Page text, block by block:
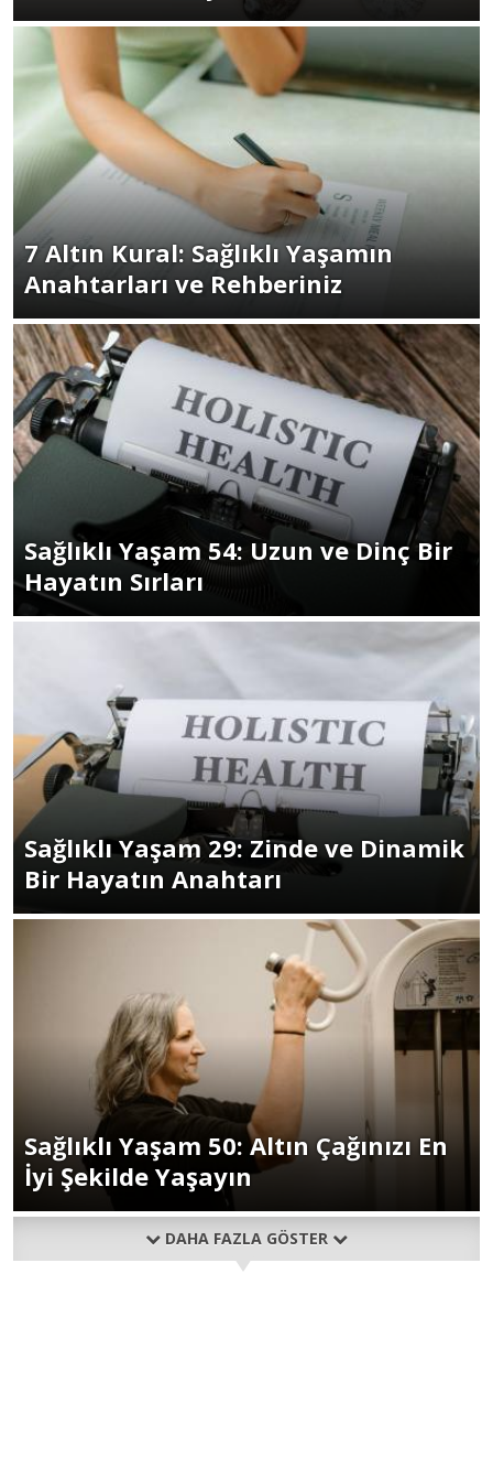
7 Altın Kural: Sağlıklı Yaşamın
Anahtarları ve Rehberiniz
Sağlıklı Yaşam 54: Uzun ve Dinç Bir
Hayatın Sırları
Sağlıklı Yaşam 29: Zinde ve Dinamik
Bir Hayatın Anahtarı
Sağlıklı Yaşam 50: Altın Çağınızı En
İyi Şekilde Yaşayın
DAHA FAZLA GÖSTER